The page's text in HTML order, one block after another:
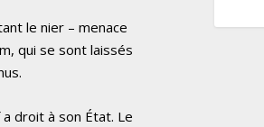
le nier – menace
qui se sont laissés
droit à son État. Le